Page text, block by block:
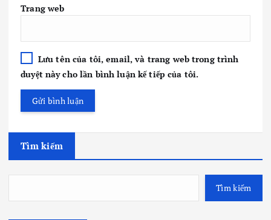
Trang web
Lưu tên của tôi, email, và trang web trong trình
duyệt này cho lần bình luận kế tiếp của tôi.
Tìm kiếm
Tìm kiếm